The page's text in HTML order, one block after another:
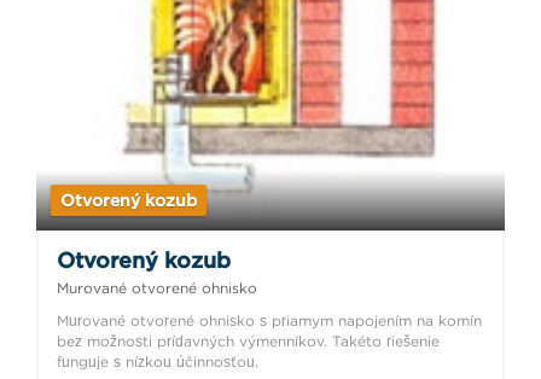
Otvorený kozub
Otvorený kozub
Murované otvorené ohnisko
Murované otvorené ohnisko s priamym napojením na komín
bez možnosti prídavných výmenníkov. Takéto riešenie
funguje s nízkou účinnosťou.